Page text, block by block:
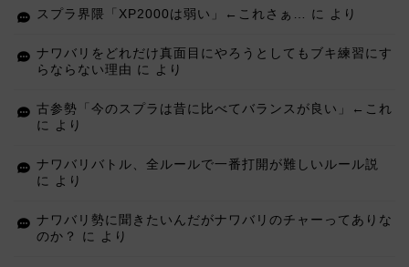
スプラ界隈「XP2000は弱い」←これさぁ… に より
ナワバリをどれだけ真面目にやろうとしてもブキ練習にす
らならない理由 に より
古参勢「今のスプラは昔に比べてバランスが良い」←これ
に
より
ナワバリバトル、全ルールで一番打開が難しいルール説
に
より
ナワバリ勢に聞きたいんだがナワバリのチャーってありな
のか？
に より